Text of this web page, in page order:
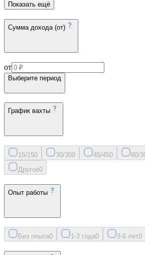
Показать ещё
Сумма дохода (от)
от
Выберите период
График вахты
15/150 30/300 45/450 60/
Другое0
Опыт работы
Без опыта0 1-3 года0 3-6 лет0